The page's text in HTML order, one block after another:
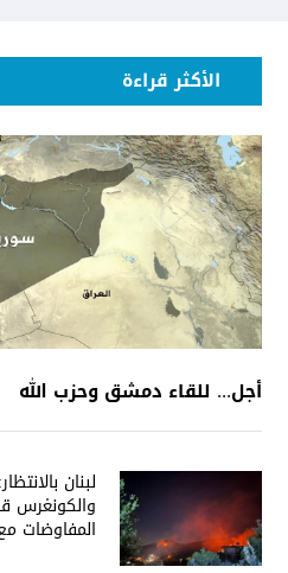
الأكثر قراءة
أجل... للقاء دمشق وحزب الله
لبنان
والكونغرس